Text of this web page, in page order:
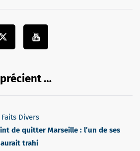
…
Faits Divers
de quitter Marseille : l’un de ses
trahi